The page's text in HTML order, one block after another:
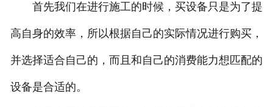
首先我们在进行施工的时候，买设备只是为了提
高自身的效率，所以根据自己的实际情况进行购买，
并选择适合自己的，而且和自己的消费能力想匹配的
设备是合适的。